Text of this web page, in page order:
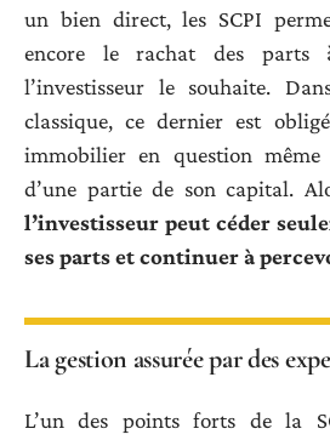
un bien direct, les SCPI
encore le rachat des
l’investisseur le souhaite.
classique, ce dernier est
immobilier en question même
d’une partie de son capital.
l’investisseur peut céder
ses parts et continuer à
La gestion assurée par des
L’un des points forts de la